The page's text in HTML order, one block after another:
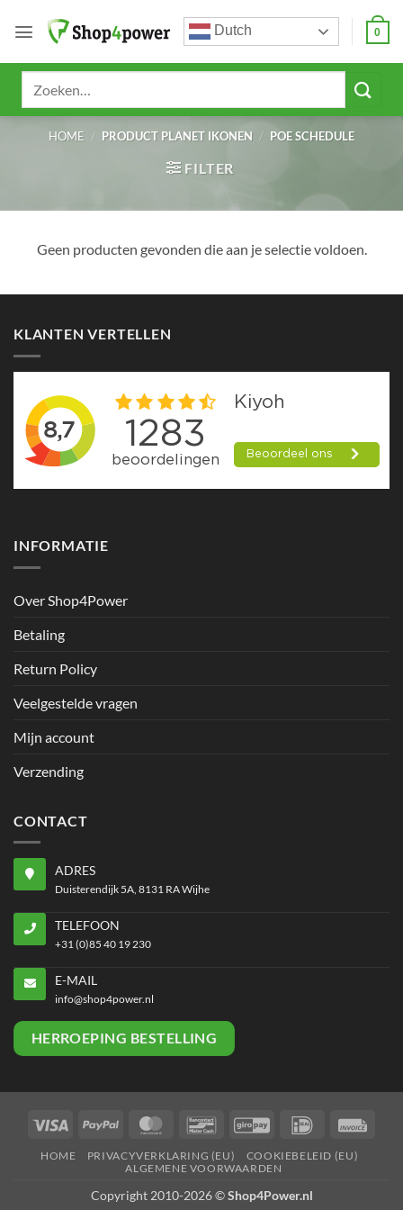
naar
Dutch 0
HOME / PRODUCT PLANET IKONEN / POE SCHEDULE
FILTER
Geen producten gevonden die aan je selectie voldoen.
KLANTEN VERTELLEN
INFORMATIE
Over Shop4Power
Betaling
Return Policy
Veelgestelde vragen
Mijn account
Verzending
CONTACT
ADRES
Duisterendijk 5A, 8131 RA Wijhe
TELEFOON
+31 (0)85 40 19 230
E-MAIL
info@shop4power.nl
HERROEPING BESTELLING
Visa PayPal MasterCardBancontactGiroPay IDeal
HOME PRIVACYVERKLARING (EU)
COOKIEBELEID (EU)
ALGEMENE VOORWAARDEN
Copyright 2010-2026 ©Shop4Power.nl